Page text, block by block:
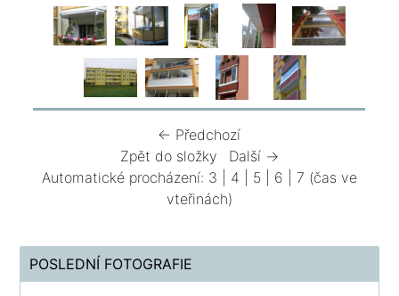
← Předchozí
Zpět do složky
Další →
Automatické procházení: 3 4 5 6 7 (čas ve
vteřinách)
POSLEDNÍ FOTOGRAFIE